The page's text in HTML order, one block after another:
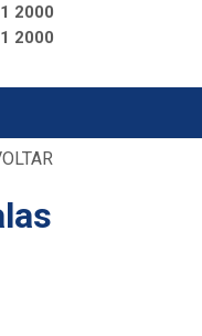
2000
2000